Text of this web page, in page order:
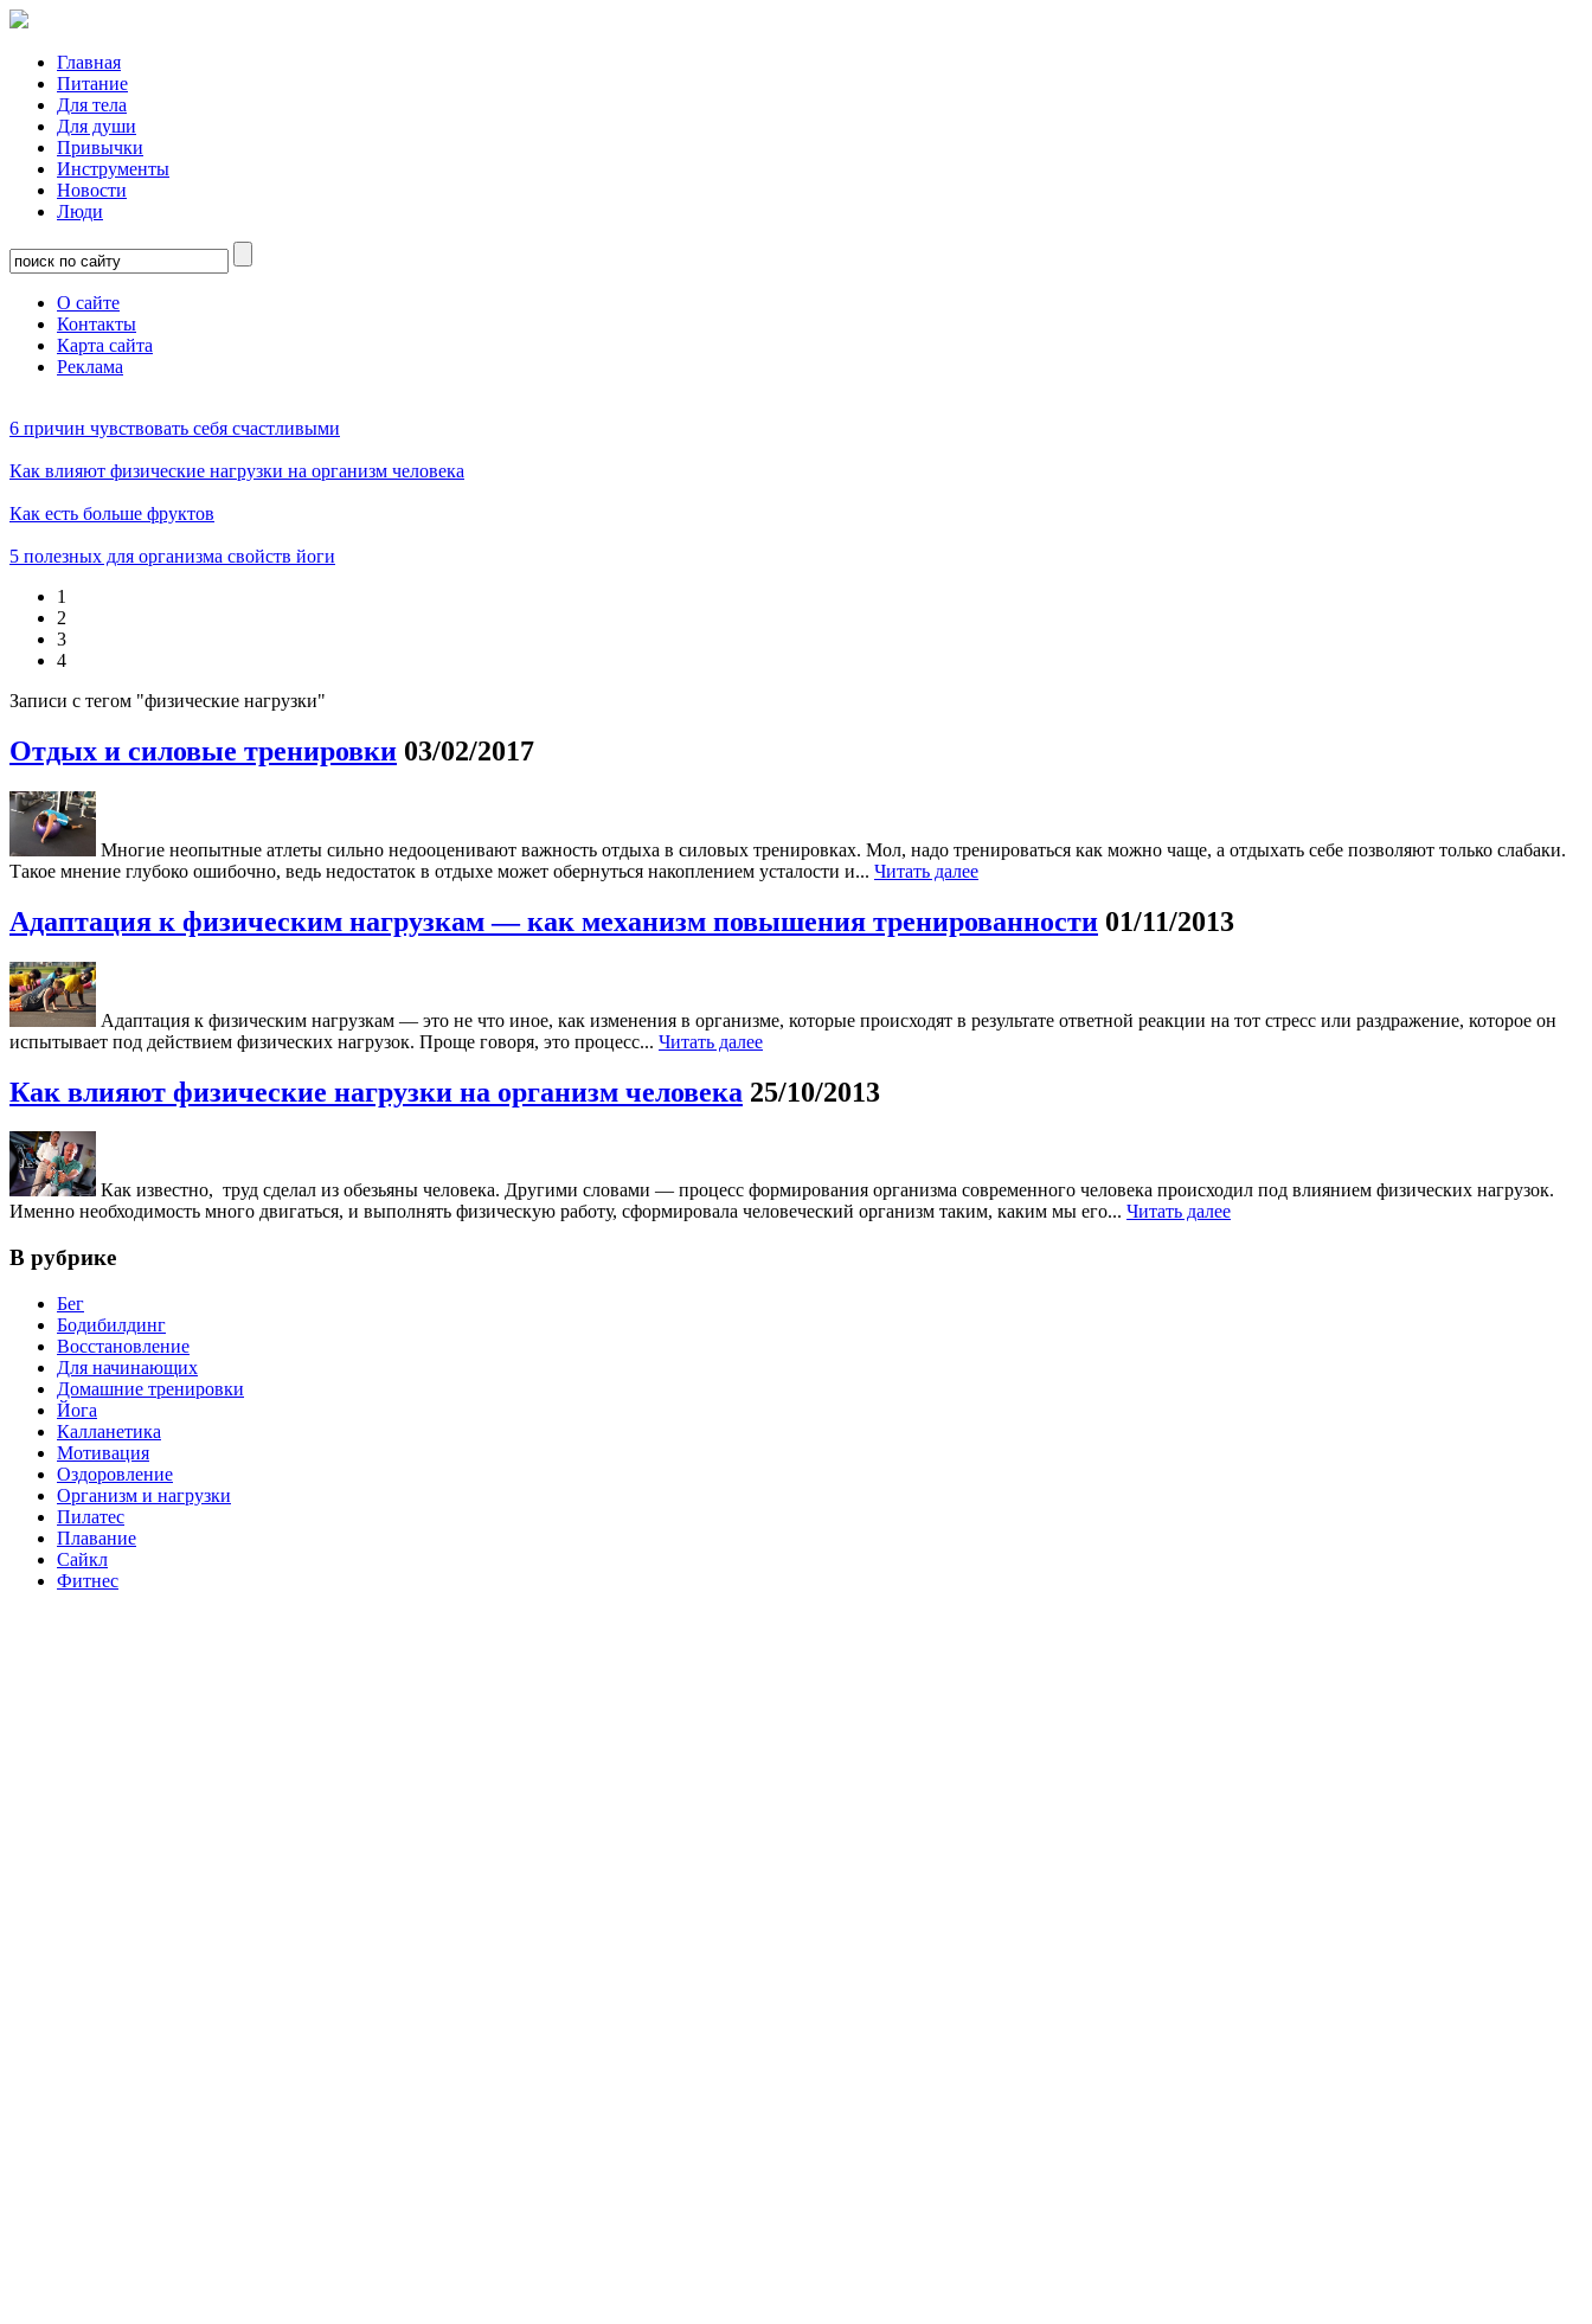
Главная
Питание
Для тела
Для души
Привычки
Инструменты
Новости
Люди
О сайте
Контакты
Карта сайта
Реклама
6 причин чувствовать себя счастливыми
Как влияют физические нагрузки на организм человека
Как есть больше фруктов
5 полезных для организма свойств йоги
1
2
3
4
Записи с тегом "физические нагрузки"
Отдых и силовые тренировки 03/02/2017
Многие неопытные атлеты сильно недооценивают важность отдыха в силовых тренировках. Мол, надо тренироваться как можно чаще, а отдыхать себе позволяют только слабаки.
Такое мнение глубоко ошибочно, ведь недостаток в отдыхе может обернуться накоплением усталости и... Читать далее
Адаптация к физическим нагрузкам — как механизм повышения тренированности 01/11/2013
Адаптация к физическим нагрузкам — это не что иное, как изменения в организме, которые происходят в результате ответной реакции на тот стресс или раздражение, которое он
испытывает под действием физических нагрузок. Проще говоря, это процесс... Читать далее
Как влияют физические нагрузки на организм человека 25/10/2013
Как известно, труд сделал из обезьяны человека. Другими словами — процесс формирования организма современного человека происходил под влиянием физических нагрузок.
Именно необходимость много двигаться, и выполнять физическую работу, сформировала человеческий организм таким, каким мы его... Читать далее
В рубрике
Бег
Бодибилдинг
Восстановление
Для начинающих
Домашние тренировки
Йога
Калланетика
Мотивация
Оздоровление
Организм и нагрузки
Пилатес
Плавание
Сайкл
Фитнес